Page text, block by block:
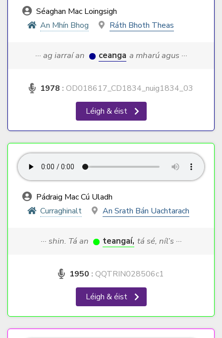
Séaghan Mac Loingsigh
An Mhín Bhog
Ráth Bhoth Theas
··· ag iarraí an ceanga a mharú agus ···
1978 : OD018617_CD1834_nuig1834_03
Léigh & éist
Pádraig Mac Cú Uladh
Curraghinalt
An Srath Bán Uachtarach
··· shin. Tá an teangaí, tá sé, níl’s ···
1950 : QQTRIN028506c1
Léigh & éist